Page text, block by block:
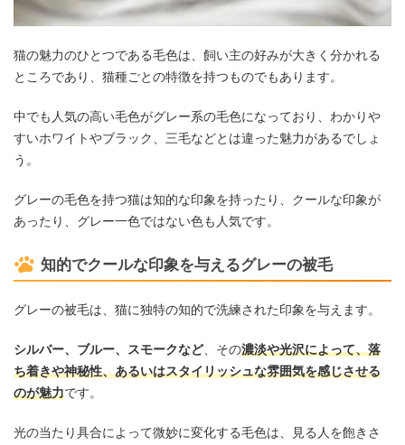
猫の魅力のひとつである毛色は、飼い主の好みが大きく分かれる
ところであり、猫種ごとの特徴を持つものでもあります。
中でも人気の高い毛色がグレー系の毛色になっており、わかりや
すいホワイトやブラック、三毛などとは違った魅力があるでしょ
う。
グレーの毛色を持つ猫は知的な印象を持ったり、クールな印象が
あったり、グレー一色ではない色も人気です。
知的でクールな印象を与えるグレーの被毛
グレーの被毛は、猫に独特の知的で洗練された印象を与えます。
シルバー、ブルー、スモークなど、その濃淡や光沢によって、落
ち着きや神秘性、あるいはスタイリッシュな雰囲気を感じさせる
のが魅力です。
光の当たり具合によって微妙に変化する毛色は、見る人を飽きさ